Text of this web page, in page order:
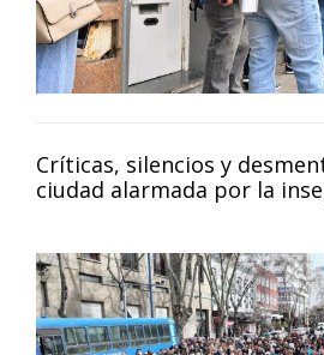
Críticas, silencios y
ciudad alarmada por la